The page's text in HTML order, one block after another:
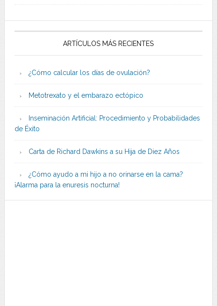
ARTÍCULOS MÁS RECIENTES
¿Cómo calcular los días de ovulación?
Metotrexato y el embarazo ectópico
Inseminación Artificial: Procedimiento y Probabilidades
de Éxito
Carta de Richard Dawkins a su Hija de Diez Años
¿Cómo ayudo a mi hijo a no orinarse en la cama?
¡Alarma para la enuresis nocturna!